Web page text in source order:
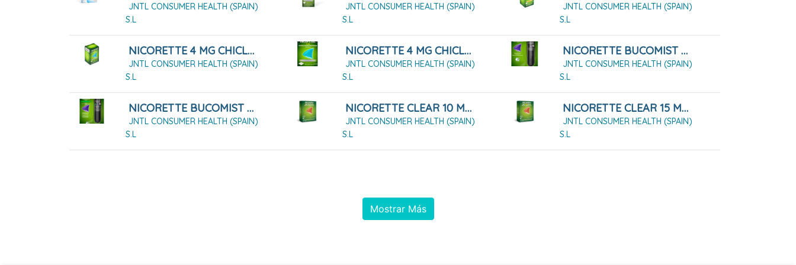
JNTL CONSUMER HEALTH (SPAIN)
S.L
JNTL CONSUMER HEALTH (SPAIN)
S.L
JNTL CONSUMER HEALTH (SPAIN)
S.L
NICORETTE 4 MG CHICLES MEDICAMENTOSOS 105 CHICLES
JNTL CONSUMER HEALTH (SPAIN)
S.L
NICORETTE 4 MG CHICLES MEDICAMENTOSOS 30 CHICLES
JNTL CONSUMER HEALTH (SPAIN)
S.L
NICORETTE BUCOMIST 1 MG/PULSACIÓN SOLUCIÓN PARA PULVERIZACIÓN BUCAL SABOR FRUTA MENTA
JNTL CONSUMER HEALTH (SPAIN)
S.L
NICORETTE BUCOMIST 1 MG/PULSACIÓN SOLUCIÓN PARA PULVERIZACIÓN BUCAL, 1X1 DISPENSADOR DE 13,2 ML
JNTL CONSUMER HEALTH (SPAIN)
S.L
NICORETTE CLEAR 10 MG/16 HORAS 14 PARCHES
JNTL CONSUMER HEALTH (SPAIN)
S.L
NICORETTE CLEAR 15 MG/16 HORAS 14 PARCHES
JNTL CONSUMER HEALTH (SPAIN)
S.L
Mostrar Más